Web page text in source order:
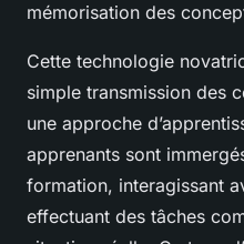
mémorisation des
Cette technologie
simple transmission des
une approche
apprenants sont
formation, interagissant
effectuant des tâches